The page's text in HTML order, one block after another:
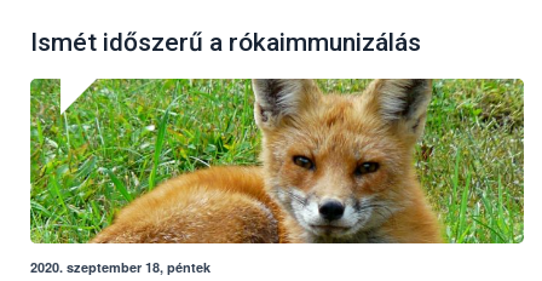
Ismét időszerű a rókaimmunizálás
2020. szeptember 18, péntek